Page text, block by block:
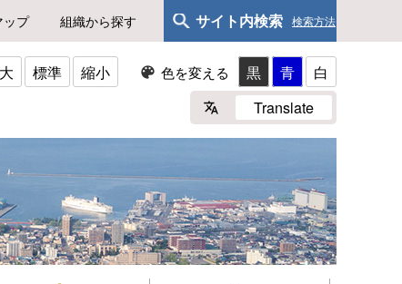
ップ 組織から探す サイト内検索 検索方法
標準 縮小 色を変える 黒 青
白
Translate